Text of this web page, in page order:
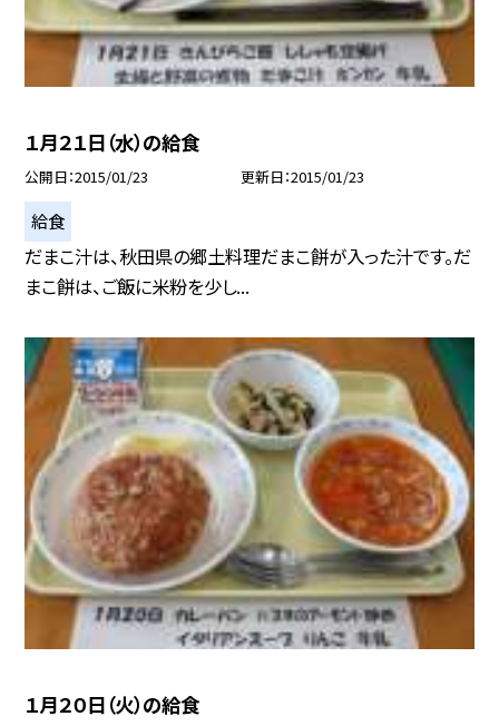
１月２１日（水）の給食
公開日 2015/01/23 更新日 2015/01/23
給食
だまこ汁は、秋田県の郷土料理だまこ餅が入った汁です。だ
まこ餅は、ご飯に米粉を少し...
１月２０日（火）の給食